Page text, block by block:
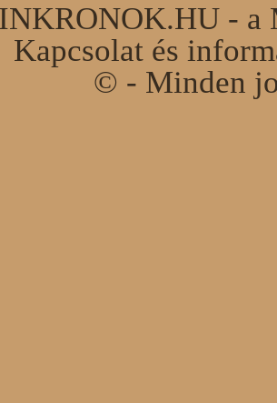
- a
Kapcsolat és
© - Minden